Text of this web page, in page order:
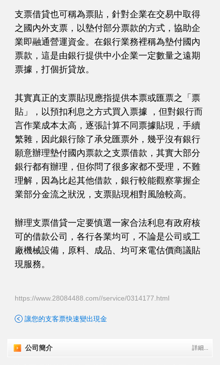
支票借貸也可稱為票貼，針對企業在交易中取得
之國內外支票，以墊付部分票款的方式，協助企
業即融通營運資金。在銀行業務裡稱為墊付國內
票款，這是由銀行提供中小企業一定數量之遠期
票據，打個折貸放。
其實真正的支票貼現應指提供本票或匯票之「票
貼」，以預扣利息之方式買入票據 ，但對銀行而
言作業成本太高，逐張計算不同票據貼現，手續
繁雜，因此銀行除了承兌匯票外，幾乎沒有銀行
願意辦理墊付國內票款之支票借款，其實大部分
銀行都有辦理，但你問了很多家都不受理，不難
理解，因為比起其他借款，銀行較能觀察掌握企
業部分金流之狀況，支票貼現相對風險較高。
辦理支票借貸一定要慎選一家合法利息有政府核
可的借款公司，各行各業均可，不論是公司或工
廠機械設備，原料、成品、均可來電估價商議貼
現服務。
https://www.28084488.com//service/0314177.html
讓您的支客票快速變出現金
公司簡介 詳細...